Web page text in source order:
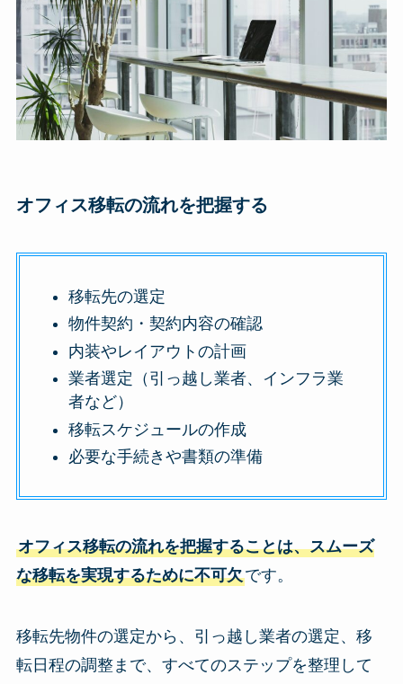
オフィス移転の流れを把握する
移転先の選定
物件契約・契約内容の確認
内装やレイアウトの計画
業者選定（引っ越し業者、インフラ業
者など）
移転スケジュールの作成
必要な手続きや書類の準備
オフィス移転の流れを把握することは、スムーズ
な移転を実現するために不可欠です。
移転先物件の選定から、引っ越し業者の選定、移
転日程の調整まで、すべてのステップを整理して